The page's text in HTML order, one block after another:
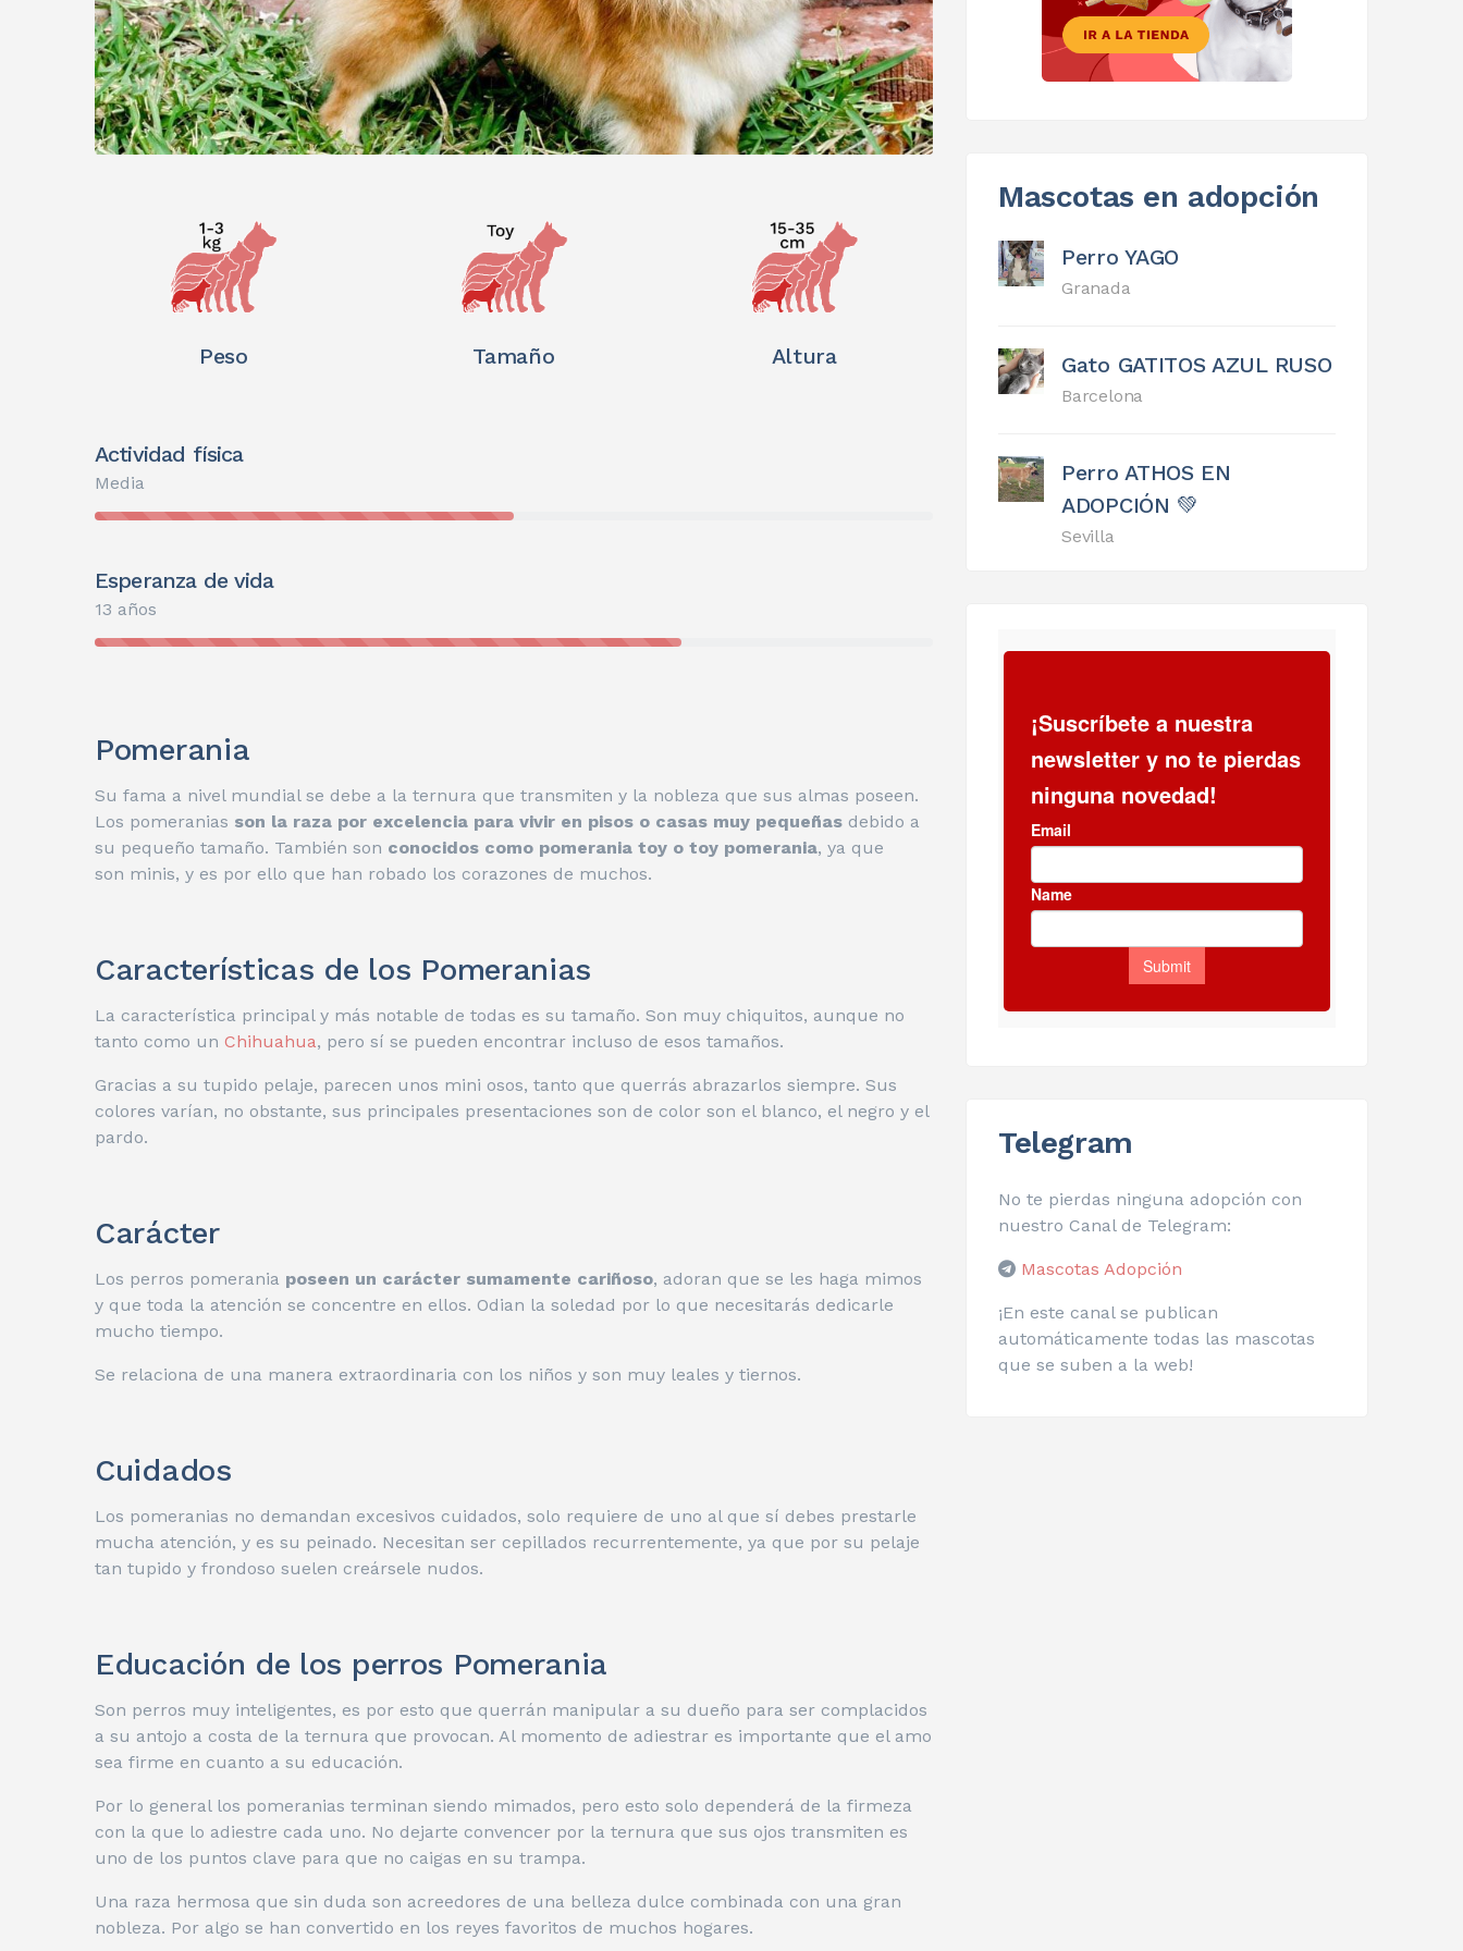
Peso Tamaño Altura
Actividad física
Media
Esperanza de vida
13 años
Pomerania
Su fama a nivel mundial se debe a la ternura que transmiten y la nobleza que sus almas poseen.
Los pomeranias son la raza por excelencia para vivir en pisos o casas muy pequeñas debido a
su pequeño tamaño. También son conocidos como pomerania toy o toy pomerania, ya que
son minis, y es por ello que han robado los corazones de muchos.
Características de los Pomeranias
La característica principal y más notable de todas es su tamaño. Son muy chiquitos, aunque no
tanto como un Chihuahua, pero sí se pueden encontrar incluso de esos tamaños.
Gracias a su tupido pelaje, parecen unos mini osos, tanto que querrás abrazarlos siempre. Sus
colores varían, no obstante, sus principales presentaciones son de color son el blanco, el negro y el
pardo.
Carácter
Los perros pomerania poseen un carácter sumamente cariñoso, adoran que se les haga mimos
y que toda la atención se concentre en ellos. Odian la soledad por lo que necesitarás dedicarle
mucho tiempo.
Se relaciona de una manera extraordinaria con los niños y son muy leales y tiernos.
Cuidados
Los pomeranias no demandan excesivos cuidados, solo requiere de uno al que sí debes prestarle
mucha atención, y es su peinado. Necesitan ser cepillados recurrentemente, ya que por su pelaje
tan tupido y frondoso suelen creársele nudos.
Educación de los perros Pomerania
Son perros muy inteligentes, es por esto que querrán manipular a su dueño para ser complacidos
a su antojo a costa de la ternura que provocan. Al momento de adiestrar es importante que el amo
sea firme en cuanto a su educación.
Por lo general los pomeranias terminan siendo mimados, pero esto solo dependerá de la firmeza
con la que lo adiestre cada uno. No dejarte convencer por la ternura que sus ojos transmiten es
uno de los puntos clave para que no caigas en su trampa.
Una raza hermosa que sin duda son acreedores de una belleza dulce combinada con una gran
nobleza. Por algo se han convertido en los reyes favoritos de muchos hogares.
Mascotas en adopción
Perro YAGO
Granada
Gato GATITOS AZUL RUSO
Barcelona
Perro ATHOS EN
ADOPCIÓN 💚
Sevilla
Telegram
No te pierdas ninguna adopción con
nuestro Canal de Telegram:
Mascotas Adopción
¡En este canal se publican
automáticamente todas las mascotas
que se suben a la web!